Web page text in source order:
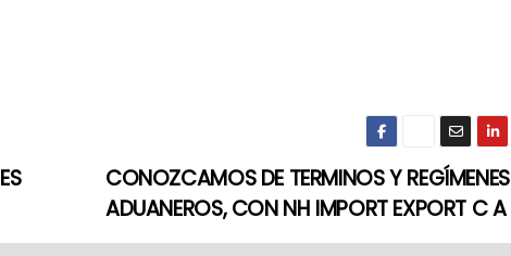
CONOZCAMOS DE TERMINOS Y REGÍMENES
ADUANEROS, CON NH IMPORT EXPORT C A